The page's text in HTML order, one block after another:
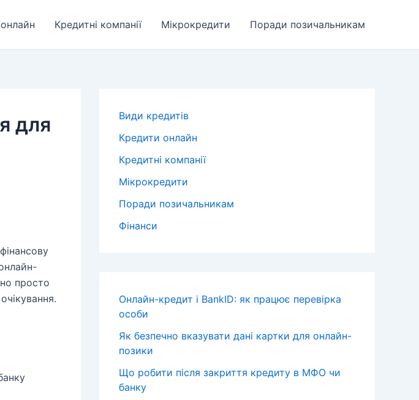
Кредитні компанії Мікрокредити Поради позичальникам
для
просто
Види кредитів
Кредити онлайн
Кредитні компанії
Мікрокредити
Поради позичальникам
Фінанси
Онлайн-кредит і BankID: як працює перевірка
особи
Як безпечно вказувати дані картки для онлайн-
позики
Що робити після закриття кредиту в МФО чи
банку